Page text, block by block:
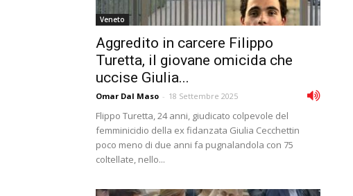
Veneto
Aggredito in carcere Filippo
Turetta, il giovane omicida che
uccise Giulia...
Omar Dal Maso - 18 Settembre 2025
Flippo Turetta, 24 anni, giudicato colpevole del
femminicidio della ex fidanzata Giulia Cecchettin
poco meno di due anni fa pugnalandola con 75
coltellate, nello...